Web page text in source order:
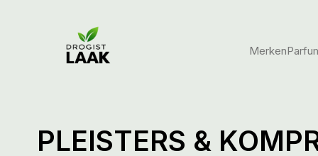
Merken
PLEISTERS &